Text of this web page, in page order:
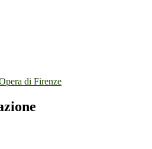
di Firenze